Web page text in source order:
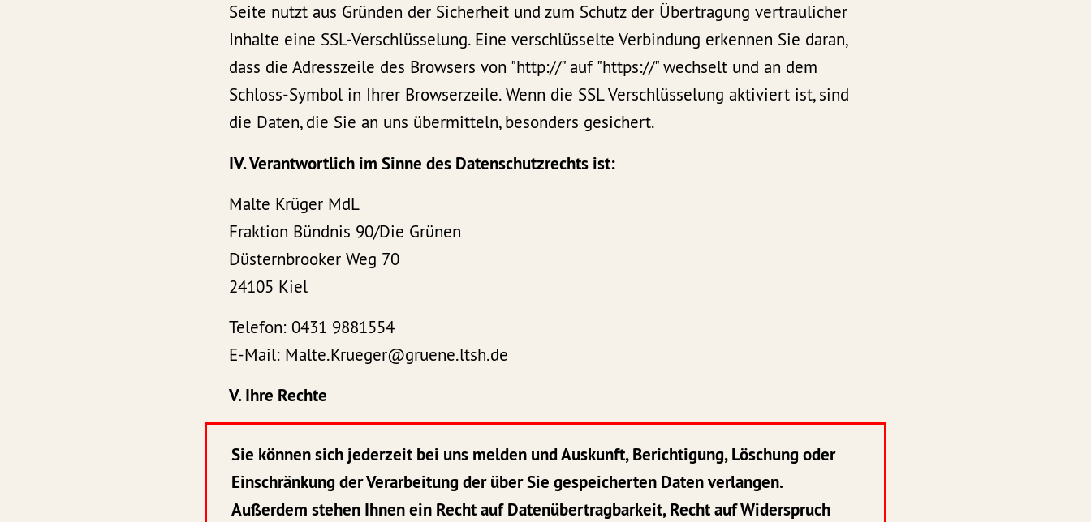
Seite nutzt aus Gründen der Sicherheit und zum Schutz der Übertragung vertraulicher
Inhalte eine SSL-Verschlüsselung. Eine verschlüsselte Verbindung erkennen Sie daran,
dass die Adresszeile des Browsers von "http://" auf "https://" wechselt und an dem
Schloss-Symbol in Ihrer Browserzeile. Wenn die SSL Verschlüsselung aktiviert ist, sind
die Daten, die Sie an uns übermitteln, besonders gesichert.
IV. Verantwortlich im Sinne des Datenschutzrechts ist:
Malte Krüger MdL
Fraktion Bündnis 90/Die Grünen
Düsternbrooker Weg 70
24105 Kiel
Telefon: 0431 9881554
E-Mail: Malte.Krueger@gruene.ltsh.de
V. Ihre Rechte
Sie können sich jederzeit bei uns melden und Auskunft, Berichtigung, Löschung oder
Einschränkung der Verarbeitung der über Sie gespeicherten Daten verlangen.
Außerdem stehen Ihnen ein Recht auf Datenübertragbarkeit, Recht auf Widerspruch